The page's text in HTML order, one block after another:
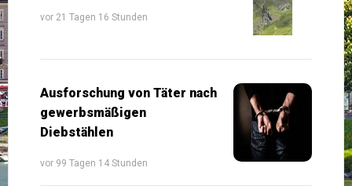
vor 21 Tagen 16 Stunden
Ausforschung von Täter nach
gewerbsmäßigen
Diebstählen
vor 99 Tagen 14 Stunden